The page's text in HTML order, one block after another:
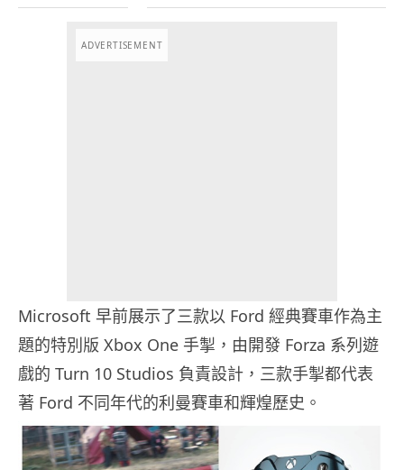
ADVERTISEMENT
Microsoft 早前展示了三款以 Ford 經典賽車作為主
題的特別版 Xbox One 手掣，由開發 Forza 系列遊
戲的 Turn 10 Studios 負責設計，三款手掣都代表
著 Ford 不同年代的利曼賽車和輝煌歷史。